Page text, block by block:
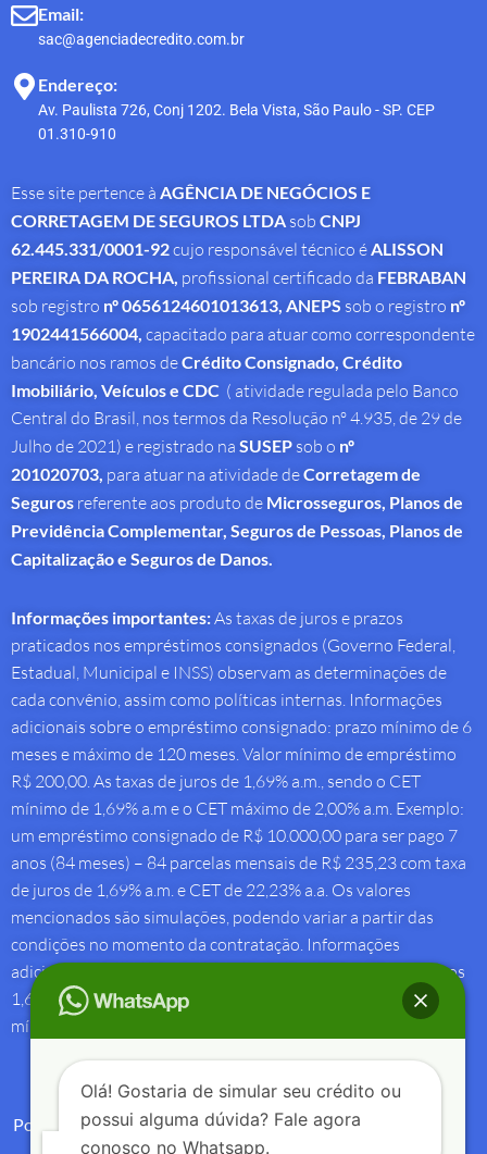
Email:
sac@agenciadecredito.com.br
Endereço:
Av. Paulista 726, Conj 1202. Bela Vista, São Paulo - SP. CEP
01.310-910
Esse site pertence à AGÊNCIA DE NEGÓCIOS E
CORRETAGEM DE SEGUROS LTDA sob CNPJ
62.445.331/0001-92cujo responsável técnico é ALISSON
PEREIRA DA ROCHA profissional certificado da FEBRABAN
sob registro nº 0656124601013613, ANEPS sob o registro nº
1902441566004, capacitado para atuar como correspondente
bancário nos ramos deCrédito Consignado, Crédito
Imobiliário, Veículos e CDC ( atividade regulada pelo Banco
Central do Brasil, nos termos da Resolução nº 4.935, de 29 de
Julho de 2021) e registrado na SUSEP sob o nº
201020703, para atuar na atividade deCorretagem de
Seguros referente aos produto de Microsseguros, Planos de
Previdência Complementar, Seguros de Pessoas, Planos de
Capitalização e Seguros de Danos.
Informações importantes:As taxas de juros e prazos
praticados nos empréstimos consignados (Governo Federal,
Estadual, Municipal e INSS) observam as determinações de
cada convênio, assim como políticas internas. Informações
adicionais sobre o empréstimo consignado: prazo mínimo de 6
meses e máximo de 120 meses. Valor mínimo de empréstimo
R$ 200,00. As taxas de juros de 1,69% a.m., sendo o CET
mínimo de 1,69% a.m e o CET máximo de 2,00% a.m. Exemplo:
um empréstimo consignado de R$ 10.000,00 para ser pago 7
anos (84 meses) – 84 parcelas mensais de R$ 235,23 com taxa
de juros de 1,69% a.m. e CET de 22,23% a.a. Os valores
mencionados são simulações, podendo variar a partir das
condições no momento da contratação. Informações
adicionais sobre antecipação saque-aniversário: Taxa de juros
1,69% a.m e Custo Efetivo Total máximo de 1,92% a.m. e
mínimo de 1,88% a.m.
Política de Privacidade
Olá! Gostaria de simular seu crédito ou
possui alguma dúvida? Fale agora
conosco no Whatsapp.